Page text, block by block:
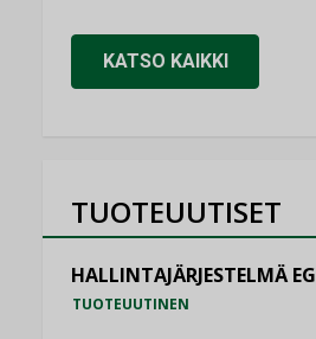
KATSO KAIKKI
TUOTEUUTISET
HALLINTAJÄRJESTELMÄ EG
TUOTEUUTINEN